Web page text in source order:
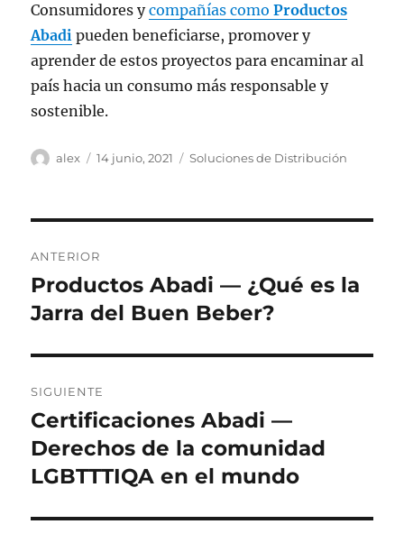
Consumidores ycompañías comoProductos
Abadi pueden beneficiarse, promover y
aprender de estos proyectos para encaminar al
país hacia un consumo más responsable y
sostenible.
Autor
alex
Publicado
14 junio, 2021 Categorías
Soluciones de Distribución
de
entradas
ANTERIOR
Entrada
anterior:
Productos Abadi — ¿Qué es la
Jarra del Buen Beber?
SIGUIENTE
Siguiente
entrada:
Certificaciones Abadi —
Derechos de la comunidad
LGBTTTIQA en el mundo